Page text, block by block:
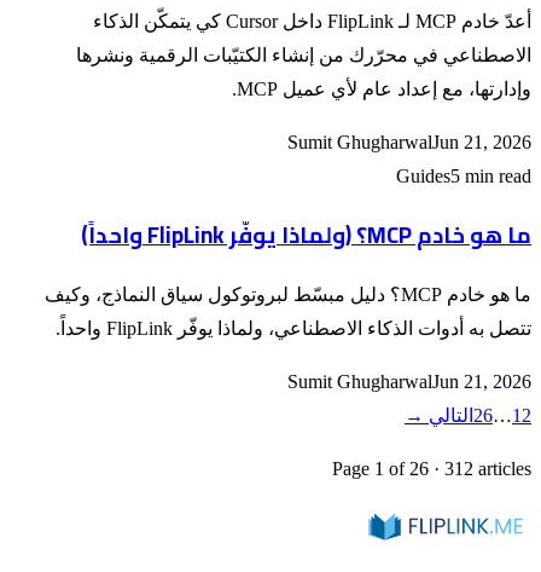
أعدّ خادم MCP لـ FlipLink داخل Cursor كي يتمكّن الذكاء
الاصطناعي في محرّرك من إنشاء الكتيّبات الرقمية ونشرها
وإدارتها، مع إعداد عام لأي عميل MCP.
Sumit GhugharwalJun 21, 2026
Guides5 min read
ما هو خادم MCP؟ (ولماذا يوفّر FlipLink واحداً)
ما هو خادم MCP؟ دليل مبسّط لبروتوكول سياق النماذج، وكيف
تتصل به أدوات الذكاء الاصطناعي، ولماذا يوفّر FlipLink واحداً.
Sumit GhugharwalJun 21, 2026
1 2
…
26 التالي →
Page 1 of 26 · 312 articles